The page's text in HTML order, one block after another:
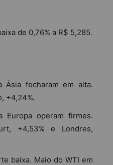
de 0,76% a R$ 5,285.
Ásia fecharam em alta.
+4,24%.
Europa operam firmes.
+4,53% e Londres,
baixa. Maio do WTI em